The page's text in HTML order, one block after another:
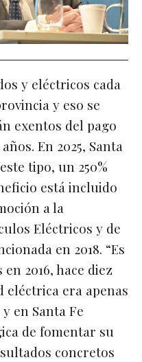
y eléctricos cada
y eso se
exentos del pago
En 2025, Santa
tipo, un 250%
está incluido
a la
Eléctricos y de
en 2018. “Es
2016, hace diez
eléctrica era apenas
en Santa Fe
de fomentar su
concretos